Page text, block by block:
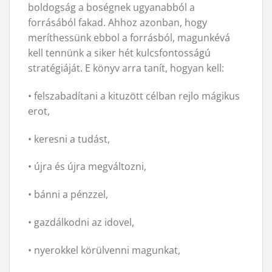
boldogság a boségnek ugyanabból a
forrásából fakad. Ahhoz azonban, hogy
meríthessünk ebbol a forrásból, magunkévá
kell tennünk a siker hét kulcsfontosságú
stratégiáját. E könyv arra tanít, hogyan kell:
• felszabadítani a kituzött célban rejlo mágikus
erot,
• keresni a tudást,
• újra és újra megváltozni,
• bánni a pénzzel,
• gazdálkodni az idovel,
• nyerokkel körülvenni magunkat,